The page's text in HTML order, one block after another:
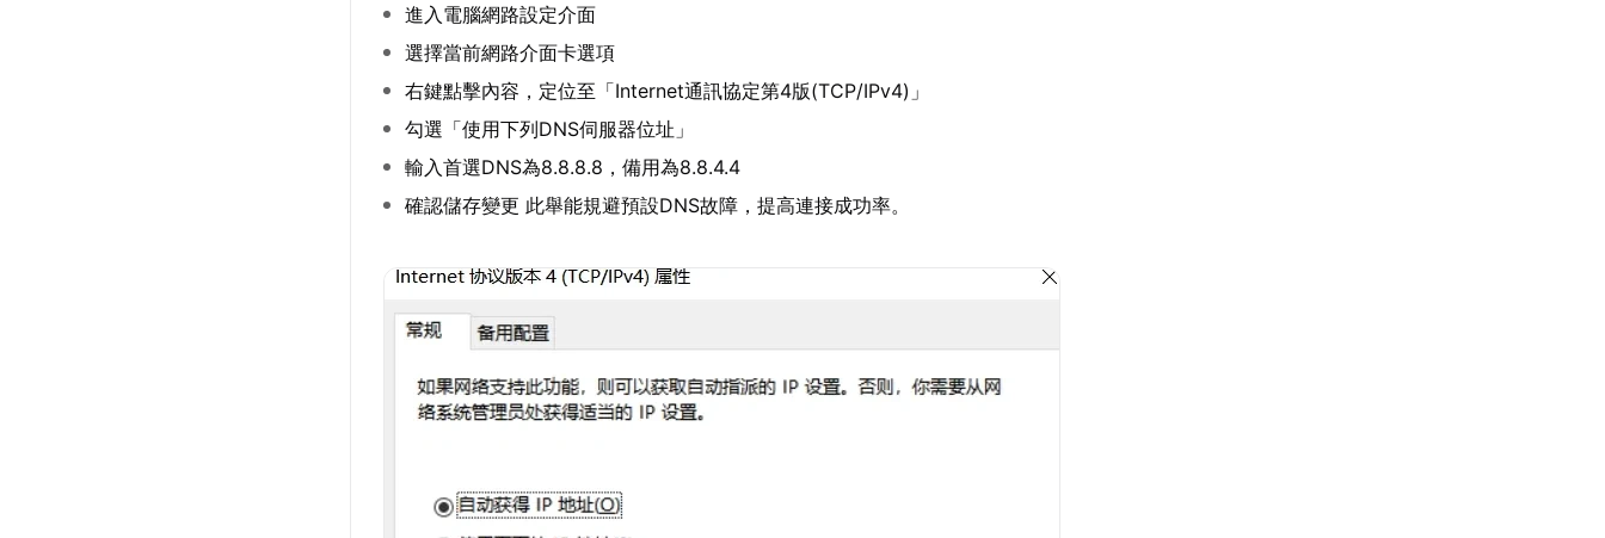
進入電腦網路設定介面
選擇當前網路介面卡選項
右鍵點擊內容，定位至「Internet通訊協定第4版(TCP/IPv4)」
勾選「使用下列DNS伺服器位址」
輸入首選DNS為8.8.8.8，備用為8.8.4.4
確認儲存變更 此舉能規避預設DNS故障，提高連接成功率。